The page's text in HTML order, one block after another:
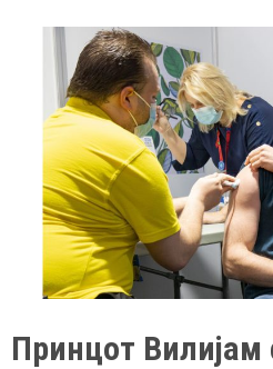
Дајана
продаден
61.000
евра
Принцот Вилијам